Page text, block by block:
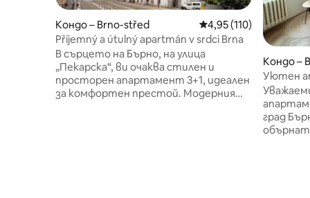
Кондо – Brno-střed Средна оценка: 4,95
4,95 (110)
Příjemný a útulný apartmán v srdci Brna
В сърцето на Бърно, на улица
„Пекарска“, ви очаква стилен и
просторен апартамент 3+1, идеален
за комфортен престой. Модерният
Кондо –
Уютен
града |
град